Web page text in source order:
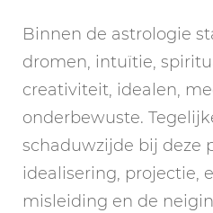
Binnen de astrologie
dromen, intuïtie,
creativiteit, idealen,
onderbewuste.
schaduwzijde bij deze
idealisering, projectie,
misleiding en de